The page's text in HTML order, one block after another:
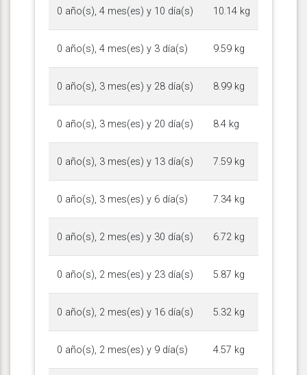
0 año(s), 4 mes(es) y 10 día(s) 10.14 kg
0 año(s), 4 mes(es) y 3 día(s) 9.59 kg
0 año(s), 3 mes(es) y 28 día(s) 8.99 kg
0 año(s), 3 mes(es) y 20 día(s) 8.4 kg
0 año(s), 3 mes(es) y 13 día(s) 7.59 kg
0 año(s), 3 mes(es) y 6 día(s) 7.34 kg
0 año(s), 2 mes(es) y 30 día(s) 6.72 kg
0 año(s), 2 mes(es) y 23 día(s) 5.87 kg
0 año(s), 2 mes(es) y 16 día(s) 5.32 kg
0 año(s), 2 mes(es) y 9 día(s) 4.57 kg